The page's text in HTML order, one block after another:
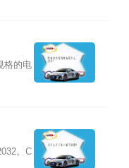
格的电
。C